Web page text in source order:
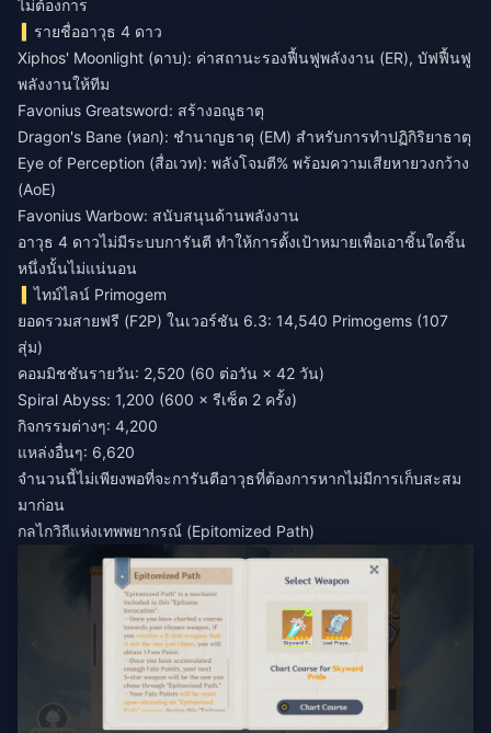
ไม่ต้องการ
รายชื่ออาวุธ 4 ดาว
Xiphos' Moonlight (ดาบ): ค่าสถานะรองฟื้นฟูพลังงาน (ER), บัฟฟื้นฟู
พลังงานให้ทีม
Favonius Greatsword: สร้างอณูธาตุ
Dragon's Bane (หอก): ชำนาญธาตุ (EM) สำหรับการทำปฏิกิริยาธาตุ
Eye of Perception (สื่อเวท): พลังโจมตี% พร้อมความเสียหายวงกว้าง
(AoE)
Favonius Warbow: สนับสนุนด้านพลังงาน
อาวุธ 4 ดาวไม่มีระบบการันตี ทำให้การตั้งเป้าหมายเพื่อเอาชิ้นใดชิ้น
หนึ่งนั้นไม่แน่นอน
ไทม์ไลน์ Primogem
ยอดรวมสายฟรี (F2P) ในเวอร์ชัน 6.3: 14,540 Primogems (107
สุ่ม)
คอมมิชชันรายวัน: 2,520 (60 ต่อวัน × 42 วัน)
Spiral Abyss: 1,200 (600 × รีเซ็ต 2 ครั้ง)
กิจกรรมต่างๆ: 4,200
แหล่งอื่นๆ: 6,620
จำนวนนี้ไม่เพียงพอที่จะการันตีอาวุธที่ต้องการหากไม่มีการเก็บสะสม
มาก่อน
กลไกวิถีแห่งเทพพยากรณ์ (Epitomized Path)